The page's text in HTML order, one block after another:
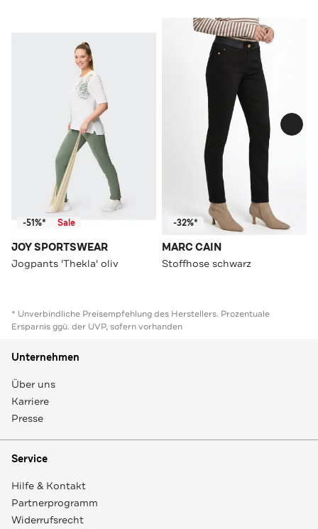
-51%* Sale
JOY SPORTSWEAR
Jogpants 'Thekla' oliv
-32%*
MARC CAIN
Stoffhose schwarz
* Unverbindliche Preisempfehlung des Herstellers. Prozentuale
Ersparnis ggü. der UVP, sofern vorhanden
Unternehmen
Über uns
Karriere
Presse
Service
Hilfe & Kontakt
Partnerprogramm
Widerrufsrecht